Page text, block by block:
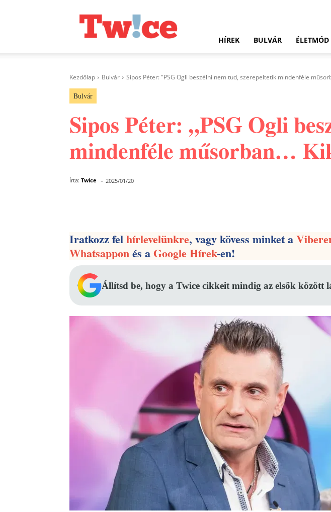
HÍREK BULVÁR ÉLETMÓD
Kezdőlap Bulvár Sipos Péter: "PSG Ogli beszélni nem tud, szerepeltetik mindenféle
Bulvár
Sipos Péter: „PSG Ogli
mindenféle műsorban…
Írta: Twice - 2025/01/20
Iratkozz felhírlevelünkre, vagy kövess minket a
Whatsapponés aGoogle Hírek-en!
Állítsd be, hogy a Twice cikkeit mindig az elsők között